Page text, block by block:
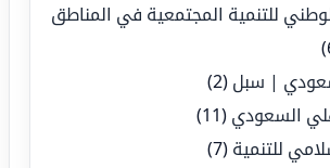
للتنمية المجتمعية في المناطق
| سبل (2)
السعودي (11)
للتنمية (7)